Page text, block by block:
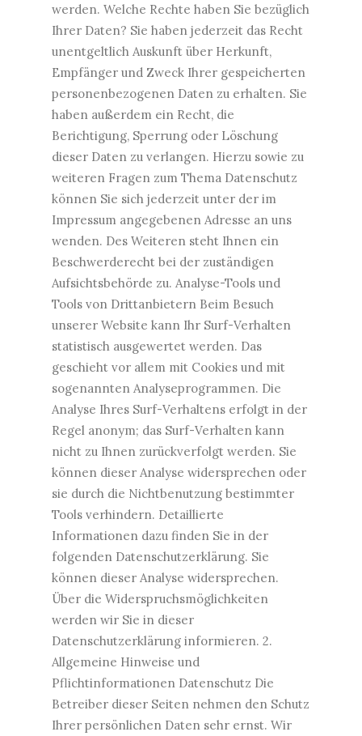
werden. Welche Rechte haben Sie bezüglich
Ihrer Daten? Sie haben jederzeit das Recht
unentgeltlich Auskunft über Herkunft,
Empfänger und Zweck Ihrer gespeicherten
personenbezogenen Daten zu erhalten. Sie
haben außerdem ein Recht, die
Berichtigung, Sperrung oder Löschung
dieser Daten zu verlangen. Hierzu sowie zu
weiteren Fragen zum Thema Datenschutz
können Sie sich jederzeit unter der im
Impressum angegebenen Adresse an uns
wenden. Des Weiteren steht Ihnen ein
Beschwerderecht bei der zuständigen
Aufsichtsbehörde zu. Analyse-Tools und
Tools von Drittanbietern Beim Besuch
unserer Website kann Ihr Surf-Verhalten
statistisch ausgewertet werden. Das
geschieht vor allem mit Cookies und mit
sogenannten Analyseprogrammen. Die
Analyse Ihres Surf-Verhaltens erfolgt in der
Regel anonym; das Surf-Verhalten kann
nicht zu Ihnen zurückverfolgt werden. Sie
können dieser Analyse widersprechen oder
sie durch die Nichtbenutzung bestimmter
Tools verhindern. Detaillierte
Informationen dazu finden Sie in der
folgenden Datenschutzerklärung. Sie
können dieser Analyse widersprechen.
Über die Widerspruchsmöglichkeiten
werden wir Sie in dieser
Datenschutzerklärung informieren. 2.
Allgemeine Hinweise und
Pflichtinformationen Datenschutz Die
Betreiber dieser Seiten nehmen den Schutz
Ihrer persönlichen Daten sehr ernst. Wir